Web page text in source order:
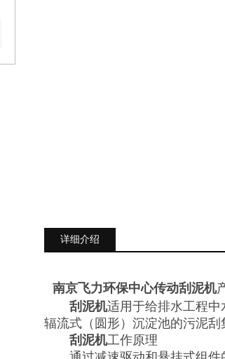
详细介绍
南京飞力环保中心传动刮泥机
刮泥机适用于给排水工程中
辐流式（圆形）沉淀池的污泥刮
刮泥机工作原理